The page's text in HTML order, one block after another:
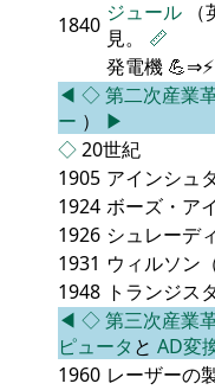
1840 ジュール
見。 📏
発電機 💪⇒⚡
◀ ◇第二次産業
ー ） ▶
◇20世紀
1905 アインシュ
1924 ボーズ・ア
1926 シュレーデ
1931 ウィルソン
1948 トランジス
◀ ◇第三次産業
ピュータ と AD変
1960 レーザーの